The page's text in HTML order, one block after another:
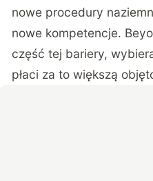
nowe procedury
nowe kompetencje.
część tej bariery,
płaci za to większą